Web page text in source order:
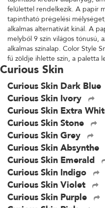
felülettel rendelkezik. A papír
tapintható prégelési
alkalmas alternatívát kínál. A
melyből 9 szín világos tónusú,
alkalmas színalap. Color Style
fű zöldje ihlette szín, a paletta
Curious Skin
Curious Skin Dark Blue
Curious Skin Ivory
Curious Skin Extra
Curious Skin Stone
Curious Skin Grey
Curious Skin Absynthe
Curious Skin Emerald
Curious Skin Indigo
Curious Skin Violet
Curious Skin Purple